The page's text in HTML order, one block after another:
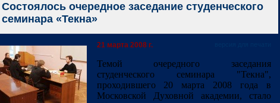
Состоялось очередное заседание студенческого
семинара «Текна»
21 марта 2008 г.
Темой очередного заседания
студенческого семинара "Текна",
проходившего 20 марта 2008 года в
Московской Духовной академии, стало